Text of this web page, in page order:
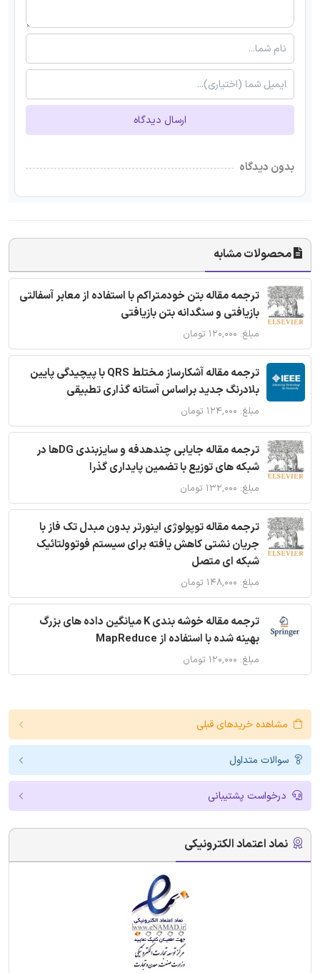
ارسال دیدگاه
بدون دیدگاه
محصولات مشابه
ترجمه مقاله بتن خودمتراکم با استفاده از معابر آسفالتی
بازیافتی و سنگدانه بتن بازیافتی
مبلغ: ۱۲۰,۰۰۰ تومان
ترجمه مقاله آشکارساز مختلط QRS با پیچیدگی پایین
بلادرنگ جدید براساس آستانه گذاری تطبیقی
مبلغ: ۱۲۴,۰۰۰ تومان
ترجمه مقاله جایابی چندهدفه و سایزبندی DGها در
شبکه های توزیع با تضمین پایداری گذرا
مبلغ: ۱۳۲,۰۰۰ تومان
ترجمه مقاله توپولوژی اینورتر بدون مبدل تک فاز با
جریان نشتی کاهش یافته برای سیستم فوتوولتائیک
شبکه ای متصل
مبلغ: ۱۴۸,۰۰۰ تومان
ترجمه مقاله خوشه بندی K میانگین داده های بزرگ
بهینه شده با استفاده از MapReduce
مبلغ: ۱۲۰,۰۰۰ تومان
مشاهده خریدهای قبلی
سوالات متداول
درخواست پشتیبانی
نماد اعتماد الکترونیکی